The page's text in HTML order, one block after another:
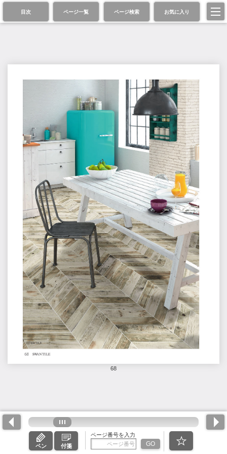
目次 ページ一覧 ページ検索 お気に入り
68
ペン 付箋
ページ番号を入力
GO